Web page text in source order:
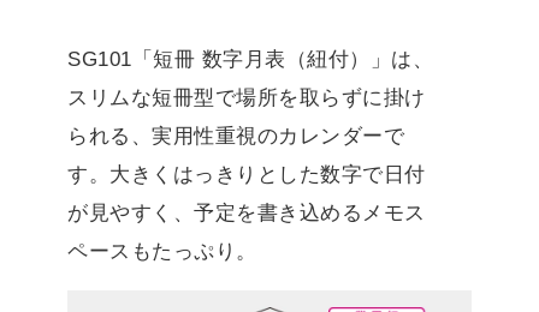
SG101「短冊 数字月表（紐付）」は、
スリムな短冊型で場所を取らずに掛け
られる、実用性重視のカレンダーで
す。大きくはっきりとした数字で日付
が見やすく、予定を書き込めるメモス
ペースもたっぷり。